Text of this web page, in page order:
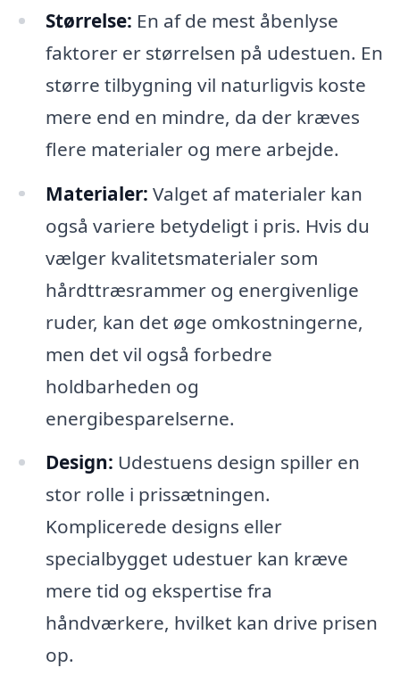
Størrelse: En af de mest åbenlyse
faktorer er størrelsen på udestuen. En
større tilbygning vil naturligvis koste
mere end en mindre, da der kræves
flere materialer og mere arbejde.
Materialer: Valget af materialer kan
også variere betydeligt i pris. Hvis du
vælger kvalitetsmaterialer som
hårdttræsrammer og energivenlige
ruder, kan det øge omkostningerne,
men det vil også forbedre
holdbarheden og
energibesparelserne.
Design: Udestuens design spiller en
stor rolle i prissætningen.
Komplicerede designs eller
specialbygget udestuer kan kræve
mere tid og ekspertise fra
håndværkere, hvilket kan drive prisen
op.